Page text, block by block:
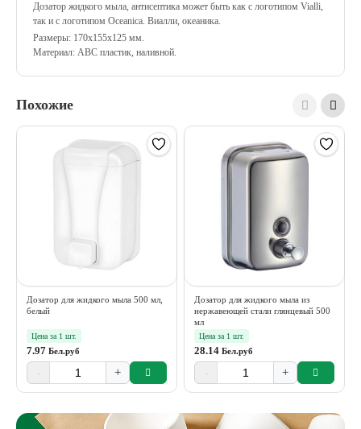
Дозатор жидкого мыла, антисептика может быть как с логотипом Vialli,
так и с логотипом Oceanica. Виалли, океаника.
Размеры: 170х155х125 мм.
Материал: АВС пластик, наливной.
Похожие
Дозатор для жидкого мыла 500 мл,
белый
Цена за 1 шт.
7.97 Бел.руб
- +
Дозатор для жидкого мыла из
нержавеющей стали глянцевый 500
мл
Цена за 1 шт.
28.14 Бел.руб
- +